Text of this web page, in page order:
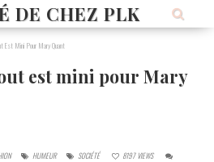
DE CHEZ PLK
Est Mini Pour Mary Quant
est mini pour Mary
HUMEUR SOCIÉTÉ 8197 VIEWS